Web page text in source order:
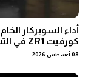
كورفيت ZR1 في التسارع
08 أغسطس 2026